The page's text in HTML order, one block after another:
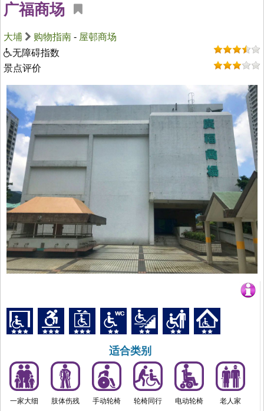
广福商场
大埔 购物指南 - 屋邨商场
无障碍指数
景点评价
适合类别
一家大细 肢体伤残 手动轮椅 轮椅同行 电动轮椅 老人家